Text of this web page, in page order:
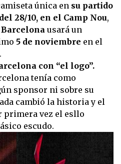
única en su partido
28/10, en el Camp Nou,
usará un
5 de noviembre en el
con “el logo”.
tenía como
sponsor ni sobre su
cambió la historia y el
primera vez el esllo
escudo.